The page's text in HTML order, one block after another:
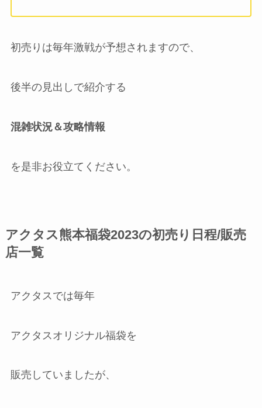
初売りは毎年激戦が予想されますので、
後半の見出しで紹介する
混雑状況＆攻略情報
を是非お役立てください。
アクタス熊本福袋2023の初売り日程/販売
店一覧
アクタスでは毎年
アクタスオリジナル福袋を
販売していましたが、